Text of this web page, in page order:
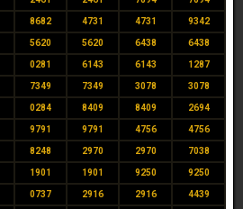
8682 4731 4731 9342
5620 5620 6438 6438
0281 6143 6143 1287
7349 7349 3078 3078
0284 8409 8409 2694
9791 9791 4756 4756
8248 2970 2970 7038
1901 1901 9250 9250
0737 2916 2916 4439